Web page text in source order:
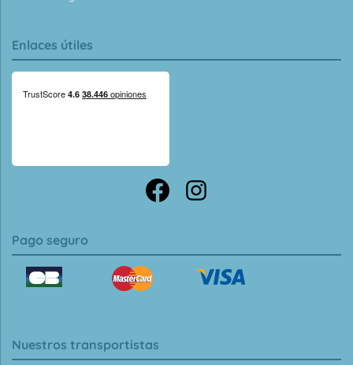
Enlaces útiles
Pago seguro
Nuestros transportistas